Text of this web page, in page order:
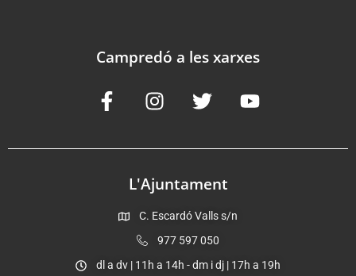
Campredó a les xarxes
L'Ajuntament
C. Escardó Valls s/n
977 597 050
dl a dv | 11h a 14h - dm i dj | 17h a 19h